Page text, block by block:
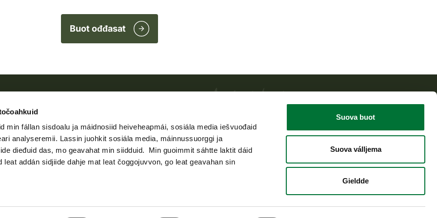
min fállan sisdoalu ja máidnosiid heiveheapmái, sosiála media iešvuođaid
analyseremii. Lassin juohkit sosiála media, máinnussuorggi ja
dieđuid das, mo geavahat min siidduid. Min guoimmit sáhtte laktit dáid
leat addán sidjiide dahje mat leat čoggojuvvon, go leat geavahan sin
Suova buot
Suova válljema
Gieldde
Buot ođđasat
Áššehasbálvalus ja rávven
Árgan dmu 9‒15.
tel. 029 431 2001